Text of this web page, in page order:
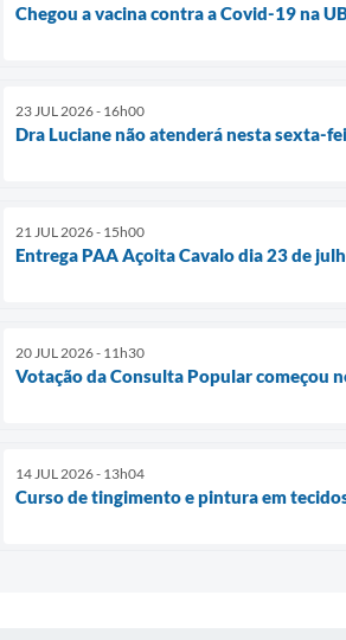
Chegou a vacina contra a Covid-19 na
23 JUL 2026 - 16h00
Dra Luciane não atenderá nesta sexta-
21 JUL 2026 - 15h00
Entrega PAA Açoita Cavalo dia 23 de
20 JUL 2026 - 11h30
Votação da Consulta Popular começou
14 JUL 2026 - 13h04
Curso de tingimento e pintura em